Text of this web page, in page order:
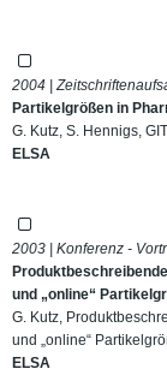
2004 |
Partikelgrößen in
G. Kutz, S. Hennigs,
ELSA
2003 | Konferenz -
und „online“
G. Kutz,
und „online“
ELSA